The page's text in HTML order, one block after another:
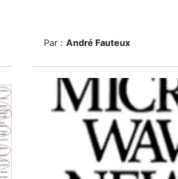
Par : André Fauteux